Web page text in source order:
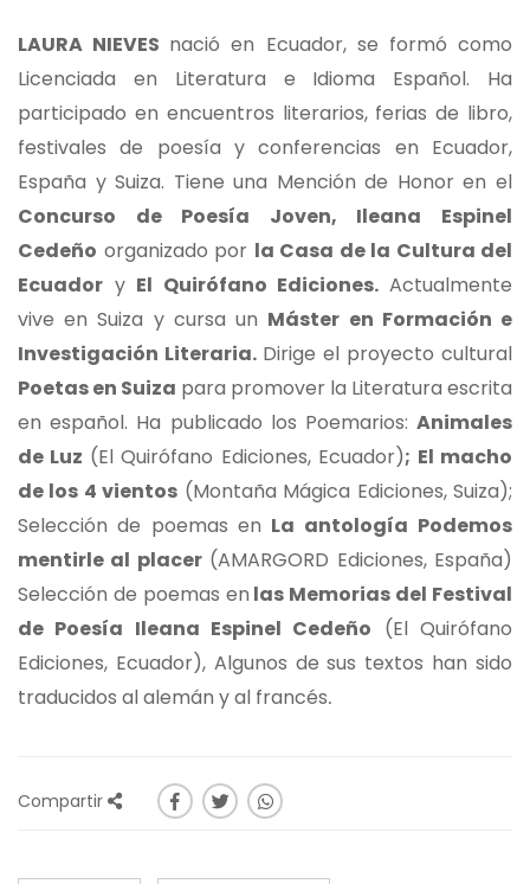
LAURA NIEVES nació en Ecuador, se formó como
Licenciada en Literatura e Idioma Español. Ha
participado en encuentros literarios, ferias de libro,
festivales de poesía y conferencias en Ecuador,
España y Suiza. Tiene una Mención de Honor en el
Concurso de Poesía Joven, Ileana Espinel
Cedeño organizado por la Casa de la Cultura del
Ecuador y El Quirófano Ediciones.Actualmente
vive en Suiza y cursa un Máster en Formación e
Investigación Literaria. Dirige el proyecto cultural
Poetas en Suiza para promover la Literatura escrita
en español. Ha publicado los Poemarios: Animales
de Luz (El Quirófano Ediciones, Ecuador); El macho
de los 4 vientos (Montaña Mágica Ediciones, Suiza);
Selección de poemas en La antología Podemos
mentirle al placer(AMARGORD Ediciones, España)
Selección de poemas en las Memorias del Festival
de Poesía Ileana Espinel Cedeño (El Quirófano
Ediciones, Ecuador), Algunos de sus textos han sido
traducidos al alemán y al francés.
Compartir